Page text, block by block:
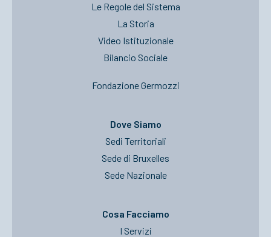
Le Regole del Sistema
La Storia
Video Istituzionale
Bilancio Sociale
Fondazione Germozzi
Dove Siamo
Sedi Territoriali
Sede di Bruxelles
Sede Nazionale
Cosa Facciamo
I Servizi